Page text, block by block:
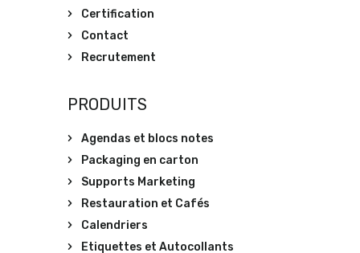
Certification
Contact
Recrutement
PRODUITS
Agendas et blocs notes
Packaging en carton
Supports Marketing
Restauration et Cafés
Calendriers
Etiquettes et Autocollants